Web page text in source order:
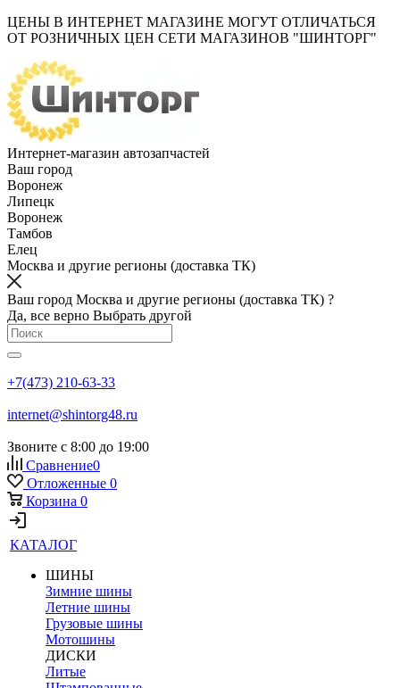
ЦЕНЫ В ИНТЕРНЕТ МАГАЗИНЕ МОГУТ ОТЛИЧАТЬСЯ
ОТ РОЗНИЧНЫХ ЦЕН СЕТИ МАГАЗИНОВ "ШИНТОРГ"
Интернет-магазин автозапчастей
Ваш город
Воронеж
Липецк
Воронеж
Тамбов
Елец
Москва и другие регионы (доставка ТК)
Ваш город Москва и другие регионы (доставка ТК) ?
Да, все верно Выбрать другой
+7(473) 210-63-33
internet@shintorg48.ru
Звоните с 8:00 до 19:00
Сравнение0
Отложенные 0
Корзина 0
КАТАЛОГ
ШИНЫ
Зимние шины
Летние шины
Грузовые шины
Мотошины
ДИСКИ
Литые